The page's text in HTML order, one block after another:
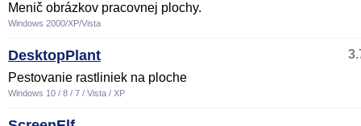
Menič obrázkov pracovnej plochy.
Windows 2000/XP/Vista
DesktopPlant
Pestovanie rastliniek na ploche
Windows 10 / 8 / 7 / Vista / XP